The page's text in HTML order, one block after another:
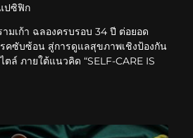
ปซิฟิก
มเก้า ฉลองครบรอบ 34 ปี ต่อยอด
คซับซ้อน สู่การดูแลสุขภาพเชิงป้องกัน
ล์ ภายใต้แนวคิด “SELF-CARE IS